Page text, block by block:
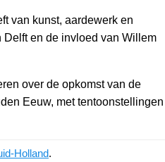
van kunst, aardewerk en
en de invloed van Willem
over de opkomst van de
Eeuw, met tentoonstellingen
Holland.